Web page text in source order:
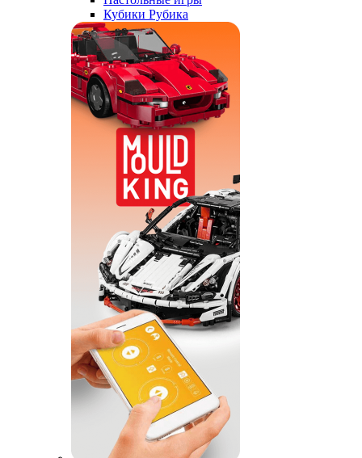
Кубики Рубика